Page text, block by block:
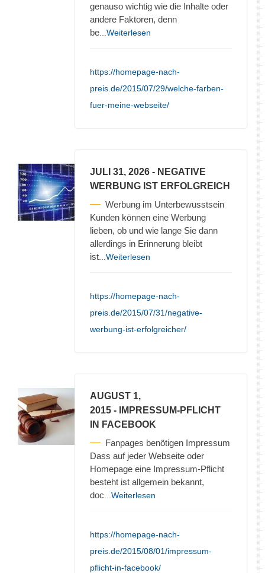
genauso wichtig wie die Inhalte oder
andere Faktoren, denn
be ...Weiterlesen
https://homepage-nach-
preis.de/2015/07/29/welche-farben-
fuer-meine-webseite/
JULI 31, 2026 - NEGATIVE
WERBUNG IST ERFOLGREICH
Werbung im Unterbewusstsein
Kunden können eine Werbung
lieben, ob und wie lange Sie dann
allerdings in Erinnerung bleibt
ist ...Weiterlesen
https://homepage-nach-
preis.de/2015/07/31/negative-
werbung-ist-erfolgreicher/
AUGUST 1,
2015 - IMPRESSUM-PFLICHT
IN FACEBOOK
Fanpages benötigen Impressum
Dass auf jeder Webseite oder
Homepage eine Impressum-Pflicht
besteht ist allgemein bekannt,
doc ...Weiterlesen
https://homepage-nach-
preis.de/2015/08/01/impressum-
pflicht-in-facebook/